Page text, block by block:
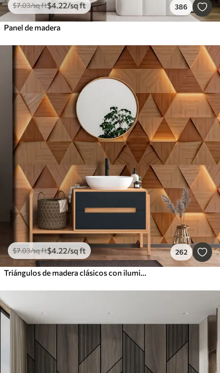
$7.03/sq ft$4.22/sq ft 386
Panel de madera
$7.03/sq ft$4.22/sq ft 262
Triángulos de madera clásicos con iluminación 3D